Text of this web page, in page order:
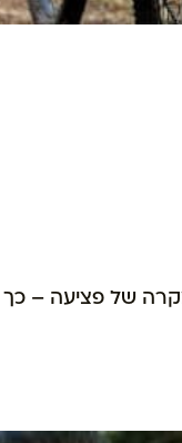
של פציעה – כך